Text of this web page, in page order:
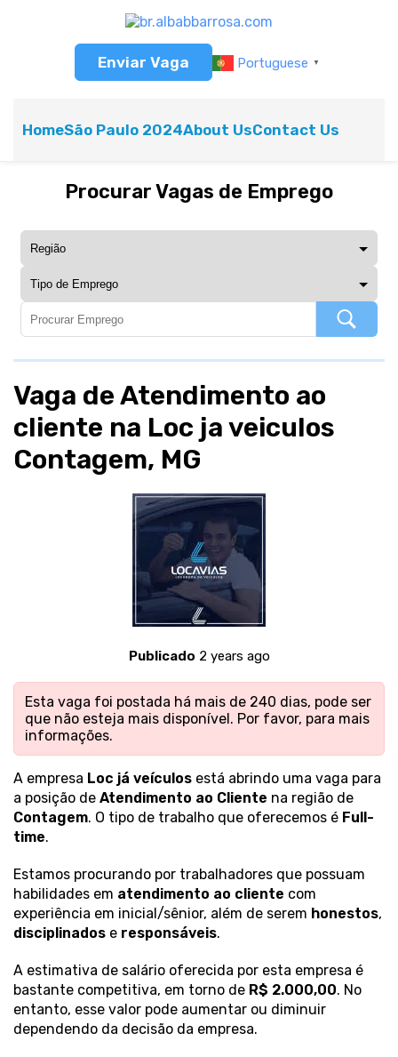
Enviar Vaga Portuguese ▼
HomeSão Paulo 2024About UsContact Us
Procurar Vagas de Emprego
Vaga de Atendimento ao
cliente na Loc ja veiculos
Contagem, MG
Publicado 2 years ago
Esta vaga foi postada há mais de 240 dias, pode ser
que não esteja mais disponível. Por favor, para mais
informações.
A empresa Loc já veículos está abrindo uma vaga para
a posição de Atendimento ao Cliente na região de
Contagem. O tipo de trabalho que oferecemos é Full-
time.
Estamos procurando por trabalhadores que possuam
habilidades em atendimento ao cliente com
experiência em inicial/sênior, além de serem honestos,
disciplinados e responsáveis.
A estimativa de salário oferecida por esta empresa é
bastante competitiva, em torno de R$ 2.000,00. No
entanto, esse valor pode aumentar ou diminuir
dependendo da decisão da empresa.